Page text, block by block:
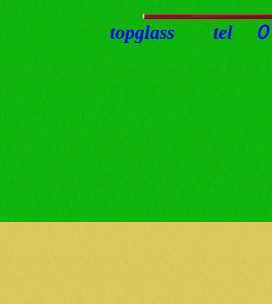
topglass tel ０